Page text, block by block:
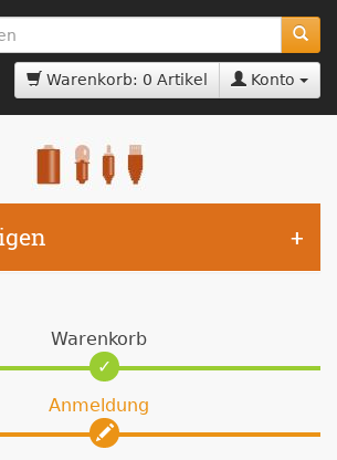
Warenkorb: 0 Artikel Konto
Warenkorb
Anmeldung